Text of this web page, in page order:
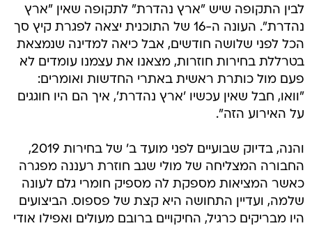
לבין התקופה שיש "ארץ נהדרת" לתקופה שאין "ארץ
נהדרת". העונה ה-16 של התוכנית יצאה לפגרת קיץ סך
הכל לפני שלושה חודשים, אבל כיאה למדינה שנמצאת
בטרללת בחירות חוזרות, מצאנו את עצמנו עומדים לא
פעם מול כותרת ראשית באתרי החדשות ואומרים:
"וואו, חבל שאין עכשיו 'ארץ נהדרת', איך הם היו חוגגים
על האירוע הזה".
והנה, בדיוק שבועיים לפני מועד ב' של בחירות 2019,
החבורה המצליחה של מולי שגב חוזרת רעננה מפגרה
כאשר המציאות מספקת לה מספיק חומרי גלם לעונה
שלמה, ועדיין התחושה היא קצת של פספוס. הביצועים
היו מבריקים כרגיל, החיקויים ברובם מעולים ואפילו אודי